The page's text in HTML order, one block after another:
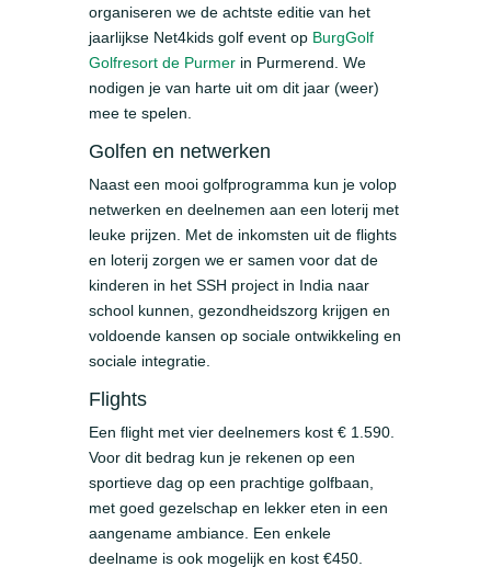
organiseren we de achtste editie van het
jaarlijkse Net4kids golf event op BurgGolf
Golfresort de Purmerin Purmerend. We
nodigen je van harte uit om dit jaar (weer)
mee te spelen.
Golfen en netwerken
Naast een mooi golfprogramma kun je volop
netwerken en deelnemen aan een loterij met
leuke prijzen. Met de inkomsten uit de flights
en loterij zorgen we er samen voor dat de
kinderen in het SSH project in India naar
school kunnen, gezondheidszorg krijgen en
voldoende kansen op sociale ontwikkeling en
sociale integratie.
Flights
Een flight met vier deelnemers kost € 1.590.
Voor dit bedrag kun je rekenen op een
sportieve dag op een prachtige golfbaan,
met goed gezelschap en lekker eten in een
aangename ambiance. Een enkele
deelname is ook mogelijk en kost €450.